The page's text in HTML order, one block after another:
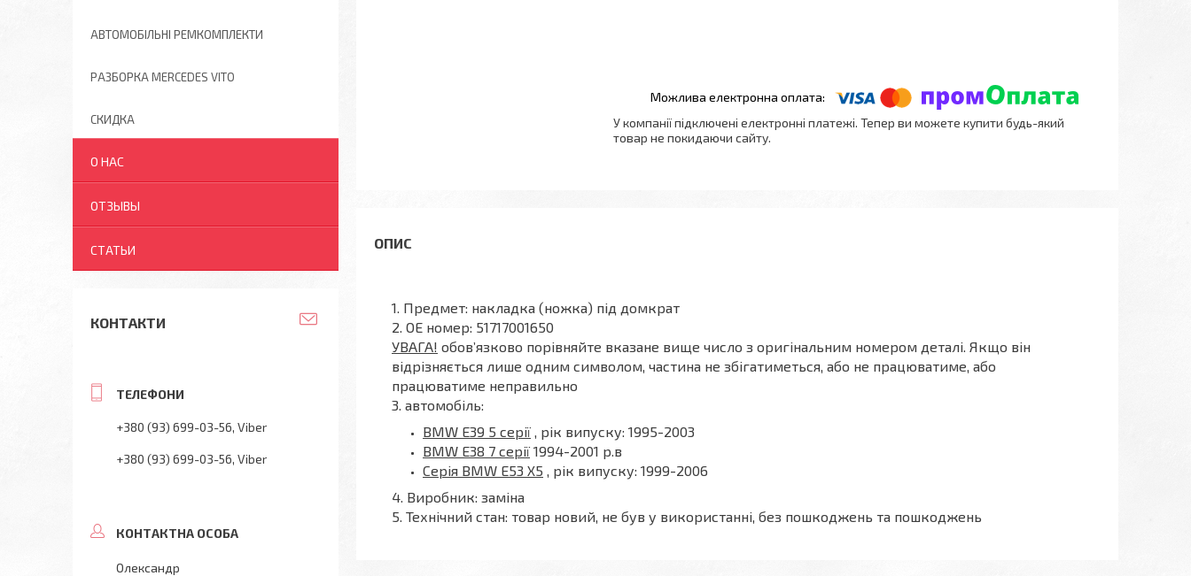
У компанії підключені електронні платежі. Тепер ви можете купити будь-який
товар не покидаючи сайту.
Предмет: накладка (ножка) під домкрат
OE номер: 51717001650
УВАГА! обов’язково порівняйте вказане вище число з оригінальним номером деталі. Якщо він
відрізняється лише одним символом, частина не збігатиметься, або не працюватиме, або
працюватиме неправильно
автомобіль:
BMW E39 5 серії , рік випуску: 1995-2003
BMW E38 7 серії 1994-2001 р.в
Серія BMW E53 X5 , рік випуску: 1999-2006
Виробник: заміна
Технічний стан: товар новий, не був у використанні, без пошкоджень та пошкоджень
АВТОМОБІЛЬНІ РЕМКОМПЛЕКТИ
РАЗБОРКА MERCEDES VITO
СКИДКА
О НАС
ОТЗЫВЫ
СТАТЬИ
КОНТАКТИ
+380 (93) 699-03-56 Viber
+380 (93) 699-03-56 Viber
Олександр